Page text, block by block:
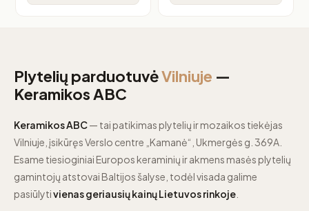
Plytelių parduotuvėVilniuje —
Keramikos ABC
Keramikos ABC— tai patikimas plytelių ir mozaikos tiekėjas
Vilniuje, įsikūręs Verslo centre „Kamanė“, Ukmergės g. 369A.
Esame tiesioginiai Europos keraminių ir akmens masės plytelių
gamintojų atstovai Baltijos šalyse, todėl visada galime
pasiūlytivienas geriausių kainų Lietuvos rinkoje